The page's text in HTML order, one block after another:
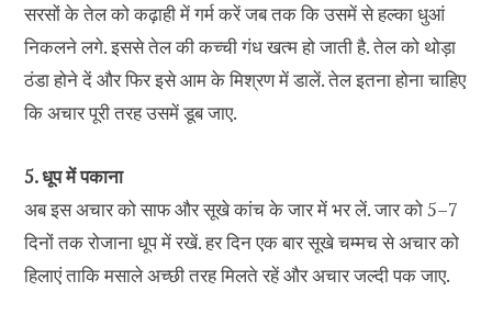
सरसों के तेल को कढ़ाही में गर्म करें जब तक कि उसमें से हल्का धुआं
निकलने लगे. इससे तेल की कच्ची गंध खत्म हो जाती है. तेल को थोड़ा
ठंडा होने दें और फिर इसे आम के मिश्रण में डालें. तेल इतना होना चाहिए
कि अचार पूरी तरह उसमें डूब जाए.
5. धूप में पकाना
अब इस अचार को साफ और सूखे कांच के जार में भर लें. जार को 5–7
दिनों तक रोजाना धूप में रखें. हर दिन एक बार सूखे चम्मच से अचार को
हिलाएं ताकि मसाले अच्छी तरह मिलते रहें और अचार जल्दी पक जाए.